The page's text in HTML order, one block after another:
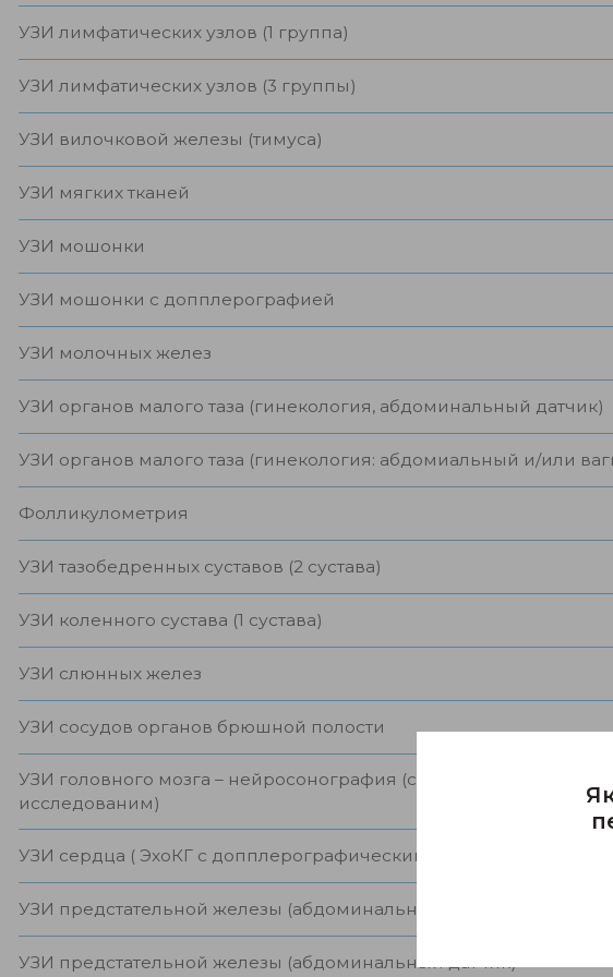
УЗИ лимфатических узлов (1 группа)
УЗИ лимфатических узлов (3 группы)
УЗИ вилочковой железы (тимуса)
УЗИ мягких тканей
УЗИ мошонки
УЗИ мошонки с допплерографией
УЗИ молочных желез
УЗИ органов малого таза (гинекология, абдоминальный датчик)
УЗИ органов малого таза (гинекология: абдомиальный и/или
Фолликулометрия
УЗИ тазобедренных суставов (2 сустава)
УЗИ коленного сустава (1 сустава)
УЗИ слюнных желез
УЗИ сосудов органов брюшной полости
УЗИ головного мозга – нейросонография (с триплексным
исследованим)
УЗИ сердца ( ЭхоКГ с допплерографическим исследованием)
УЗИ предстательной железы (абдоминальный датчик +
УЗИ предстательной железы (абдоминальный датчик)